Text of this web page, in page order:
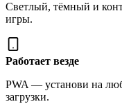
Светлый, тёмный и
игры.
Работает везде
PWA — установи на
загрузки.